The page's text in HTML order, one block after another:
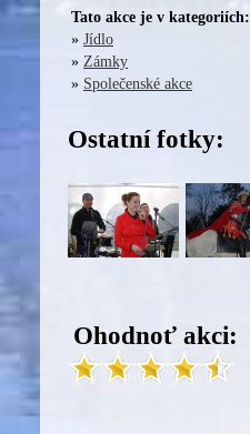
Tato akce je v kategoriích:
» Jídlo
» Zámky
» Společenské akce
Ostatní fotky:
Ohodnoť akci: